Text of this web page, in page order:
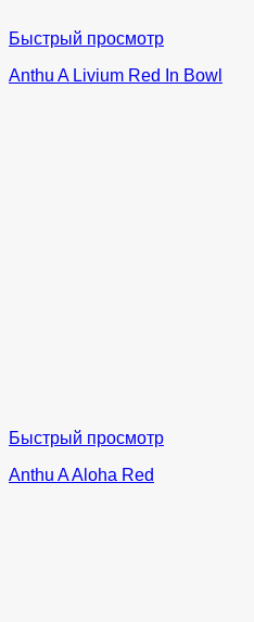
Быстрый просмотр
Anthu A Livium Red In Bowl
Быстрый просмотр
Anthu A Aloha Red